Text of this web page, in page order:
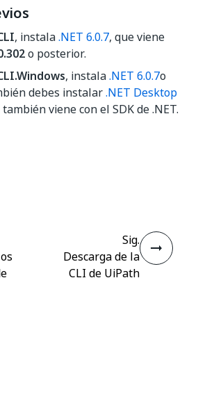
, instala.NET 6.0.7, que viene
o posterior.
, instala.NET 6.0.7o
debes instalar.NET Desktop
también viene con el SDK de .NET.
Sig.
Descarga de la
CLI de UiPath